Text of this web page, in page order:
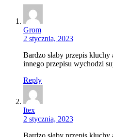
Grom
2 stycznia, 2023
Bardzo słaby przepis
innego przepisu wychodzi
Reply
Itex
2 stycznia, 2023
Bardzo słaby przepis